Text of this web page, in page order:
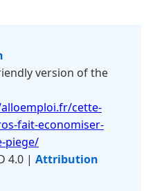
version of the
cette-
fait-economiser-
piege/
4.0 | Attribution